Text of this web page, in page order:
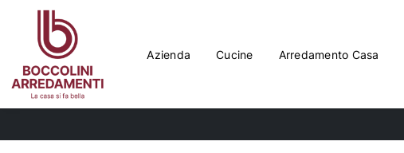
Azienda Cucine Arredamento Casa